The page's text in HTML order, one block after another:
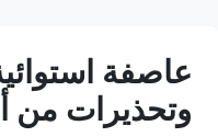
عاصفة
وتحذيرات من